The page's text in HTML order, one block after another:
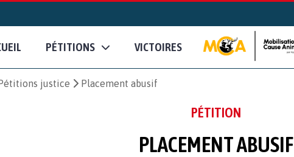
PÉTITIONS VICTOIRES
justice Placement abusif
PÉTITION
PLACEMENT ABUSIF